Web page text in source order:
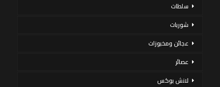
سلطات
شوربات
عجائن ومخبوزات
عصائر
لانش بوكس